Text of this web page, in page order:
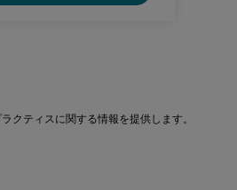
クティスに関する情報を提供します。